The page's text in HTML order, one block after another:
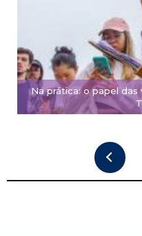
Na prática: o papel das